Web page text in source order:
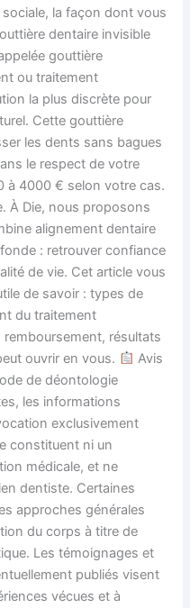
sociale, la façon dont vous
dentaire invisible
gouttière
ou traitement
la plus discrète pour
Cette gouttière
les dents sans bagues
le respect de votre
à 4000 € selon votre cas.
À Die, nous proposons
alignement dentaire
: retrouver confiance
de vie. Cet article vous
de savoir : types de
du traitement
remboursement, résultats
ouvrir en vous.
Avis
de déontologie
les informations
exclusivement
constituent ni un
médicale, et ne
dentiste. Certaines
approches générales
du corps à titre de
Les témoignages et
publiés visent
vécues et à